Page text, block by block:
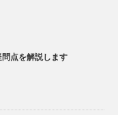
点を解説します